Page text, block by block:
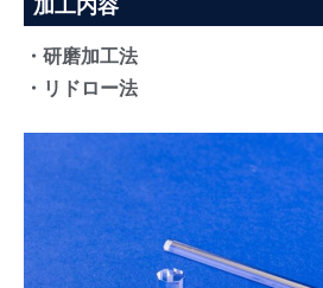
加工内容
・研磨加工法
・リドロー法